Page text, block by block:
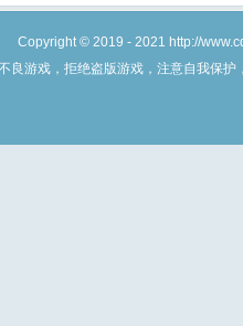
Copyright © 2019 - 2021 http://
良游戏，拒绝盗版游戏，注意自我保